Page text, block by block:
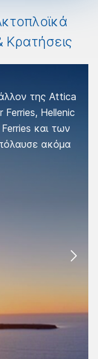
Κρατήσεις
της Attica
Ferries, Hellenic
και των
ακόμα